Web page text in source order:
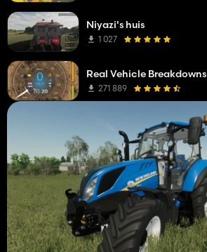
Niyazi's huis
1 027
Real Vehicle Breakdowns
271 889